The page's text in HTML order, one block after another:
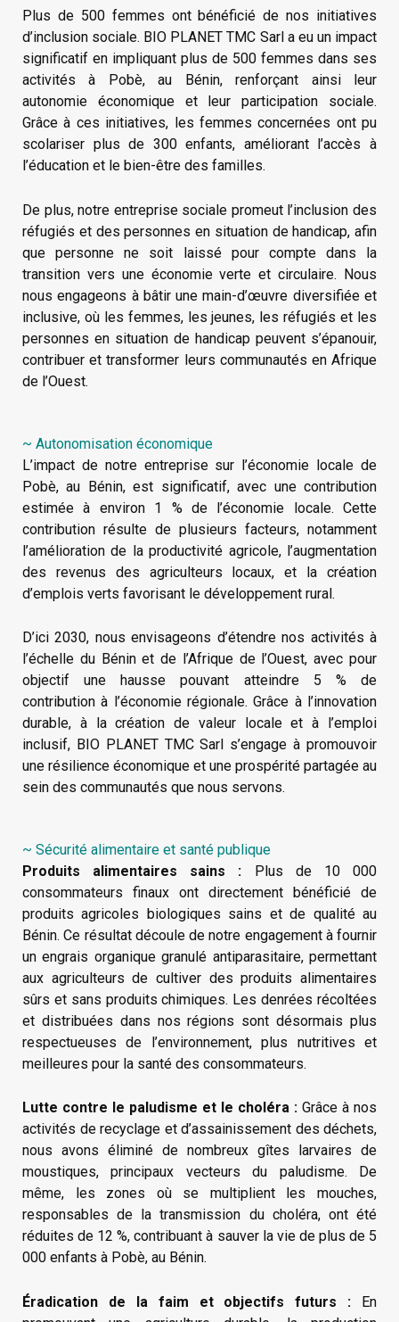
Plus de 500 femmes ont bénéficié de nos initiatives
d’inclusion sociale. BIO PLANET TMC Sarl a eu un impact
significatif en impliquant plus de 500 femmes dans ses
activités à Pobè, au Bénin, renforçant ainsi leur
autonomie économique et leur participation sociale.
Grâce à ces initiatives, les femmes concernées ont pu
scolariser plus de 300 enfants, améliorant l’accès à
l’éducation et le bien-être des familles.
De plus, notre entreprise sociale promeut l’inclusion des
réfugiés et des personnes en situation de handicap, afin
que personne ne soit laissé pour compte dans la
transition vers une économie verte et circulaire. Nous
nous engageons à bâtir une main-d’œuvre diversifiée et
inclusive, où les femmes, les jeunes, les réfugiés et les
personnes en situation de handicap peuvent s’épanouir,
contribuer et transformer leurs communautés en Afrique
de l’Ouest.
~ Autonomisation économique
L’impact de notre entreprise sur l’économie locale de
Pobè, au Bénin, est significatif, avec une contribution
estimée à environ 1 % de l’économie locale. Cette
contribution résulte de plusieurs facteurs, notamment
l’amélioration de la productivité agricole, l’augmentation
des revenus des agriculteurs locaux, et la création
d’emplois verts favorisant le développement rural.
D’ici 2030, nous envisageons d’étendre nos activités à
l’échelle du Bénin et de l’Afrique de l’Ouest, avec pour
objectif une hausse pouvant atteindre 5 % de
contribution à l’économie régionale. Grâce à l’innovation
durable, à la création de valeur locale et à l’emploi
inclusif, BIO PLANET TMC Sarl s’engage à promouvoir
une résilience économique et une prospérité partagée au
sein des communautés que nous servons.
~ Sécurité alimentaire et santé publique
Produits alimentaires sains : Plus de 10 000
consommateurs finaux ont directement bénéficié de
produits agricoles biologiques sains et de qualité au
Bénin. Ce résultat découle de notre engagement à fournir
un engrais organique granulé antiparasitaire, permettant
aux agriculteurs de cultiver des produits alimentaires
sûrs et sans produits chimiques. Les denrées récoltées
et distribuées dans nos régions sont désormais plus
respectueuses de l’environnement, plus nutritives et
meilleures pour la santé des consommateurs.
Lutte contre le paludisme et le choléra : Grâce à nos
activités de recyclage et d’assainissement des déchets,
nous avons éliminé de nombreux gîtes larvaires de
moustiques, principaux vecteurs du paludisme. De
même, les zones où se multiplient les mouches,
responsables de la transmission du choléra, ont été
réduites de 12 %, contribuant à sauver la vie de plus de 5
000 enfants à Pobè, au Bénin.
Éradication de la faim et objectifs futurs : En